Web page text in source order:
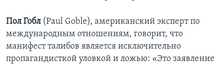
Пол Гобл(Paul Goble), американский эксперт по
международным отношениям, говорит, что
манифест талибов является исключительно
пропагандисткой уловкой и ложью: «Это заявление